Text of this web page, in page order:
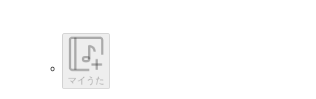
マイうた